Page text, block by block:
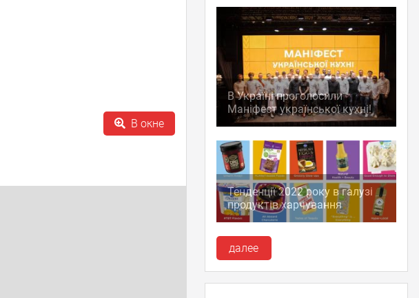
В окне
В Україні проголосили
Маніфест української кухні!
Тенденції 2022 року в галузі
продуктів харчування
далее